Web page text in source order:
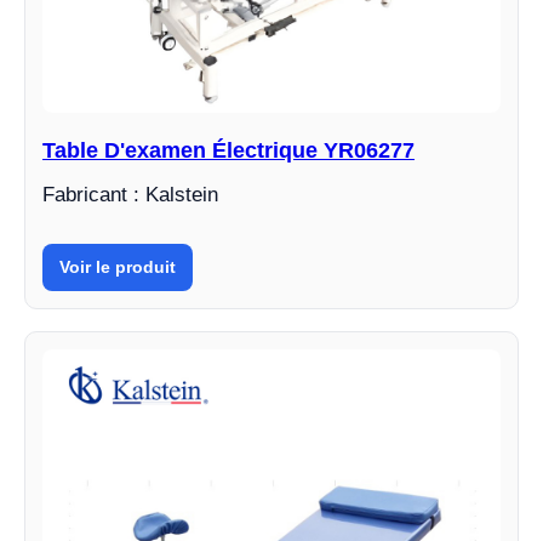
Table D'examen Électrique YR06277
Fabricant : Kalstein
Voir le produit